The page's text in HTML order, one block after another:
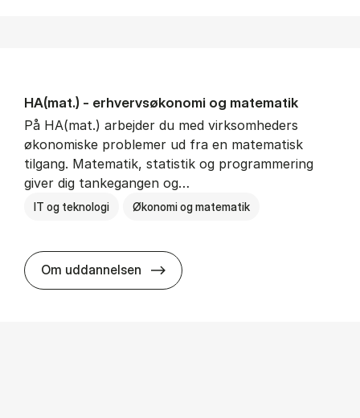
HA(mat.) - erhvervs­økonomi og ma­te­ma­tik
På HA(mat.) arbejder du med virksomheders
økonomiske problemer ud fra en matematisk
tilgang. Matematik, statistik og programmering
giver dig tankegangen og…
IT og teknologi Økonomi og matematik
Om uddannelsen HA(mat.) - erhvervs­økonomi og